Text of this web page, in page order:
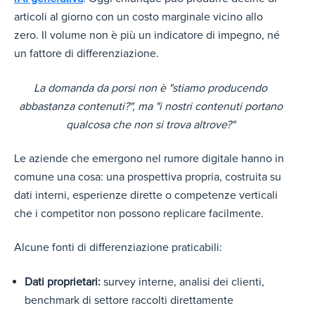
articoli al giorno con un costo marginale vicino allo
zero. Il volume non è più un indicatore di impegno, né
un fattore di differenziazione.
La domanda da porsi non è "stiamo producendo
abbastanza contenuti?", ma "i nostri contenuti portano
qualcosa che non si trova altrove?"
Le aziende che emergono nel rumore digitale hanno in
comune una cosa: una prospettiva propria, costruita su
dati interni, esperienze dirette o competenze verticali
che i competitor non possono replicare facilmente.
Alcune fonti di differenziazione praticabili:
Dati proprietari: survey interne, analisi dei clienti,
benchmark di settore raccolti direttamente